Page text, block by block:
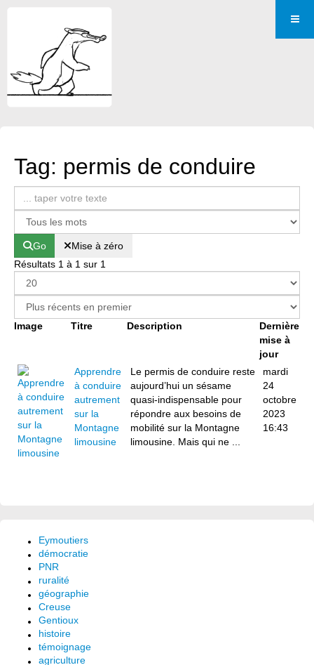
Tag: permis de conduire
Go
Mise à zéro
Résultats 1 à 1 sur 1
Image Titre Description
Dernière
mise à
jour
Apprendre
à conduire
autrement
sur la
Montagne
limousine
Le permis de conduire reste
aujourd’hui un sésame
quasi-indispensable pour
répondre aux besoins de
mobilité sur la Montagne
limousine. Mais qui ne ...
mardi
24
octobre
2023
16:43
Eymoutiers
démocratie
PNR
ruralité
géographie
Creuse
Gentioux
histoire
témoignage
agriculture